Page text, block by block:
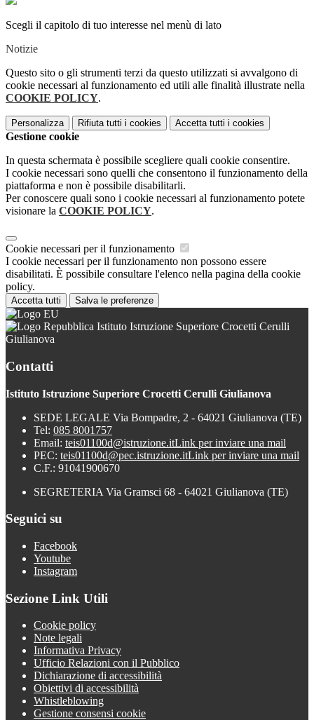
Scegli il capitolo di tuo interesse nel menù di lato
Notizie
Questo sito o gli strumenti terzi da questo utilizzati si avvalgono di
cookie necessari al funzionamento ed utili alle finalità illustrate nella
COOKIE POLICY.
Personalizza Rifiuta tutti i cookies Accetta tutti i cookies
Gestione cookie
In questa schermata è possibile scegliere quali cookie consentire.
I cookie necessari sono quelli che consentono il funzionamento della
piattaforma e non è possibile disabilitarli.
Per conoscere quali sono i cookie necessari al funzionamento potete
visionare la COOKIE POLICY.
Cookie necessari per il funzionamento
I cookie necessari per il funzionamento non possono essere
disabilitati. È possibile consultare l'elenco nella pagina della cookie
policy.
Accetta tutti Salva le preferenze
Istituto Istruzione Superiore Crocetti Cerulli
Giulianova
Contatti
Istituto Istruzione Superiore Crocetti Cerulli Giulianova
SEDE LEGALE Via Bompadre, 2 - 64021 Giulianova (TE)
Tel: 085 8001757
Email: teis01100d@istruzione.itLink per inviare una mail
PEC: teis01100d@pec.istruzione.itLink per inviare una mail
C.F.: 91041900670
SEGRETERIA Via Gramsci 68 - 64021 Giulianova (TE)
Seguici su
Facebook
Youtube
Instagram
Sezione Link Utili
Cookie policy
Note legali
Informativa Privacy
Ufficio Relazioni con il Pubblico
Dichiarazione di accessibilità
Obiettivi di accessibilità
Whistleblowing
Gestione consensi cookie